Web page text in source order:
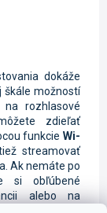
dokáže
škále možností
rozhlasové
zdieľať
funkcieWi-
streamovať
Ak nemáte po
si obľúbené
alebo na